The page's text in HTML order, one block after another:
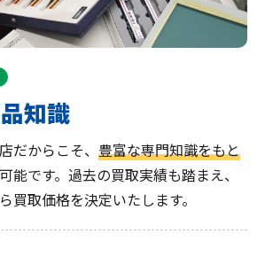
知識
だからこそ、 豊富な専門知識をもと
能です。過去の買取実績も踏まえ、
買取価格を決定いたします。